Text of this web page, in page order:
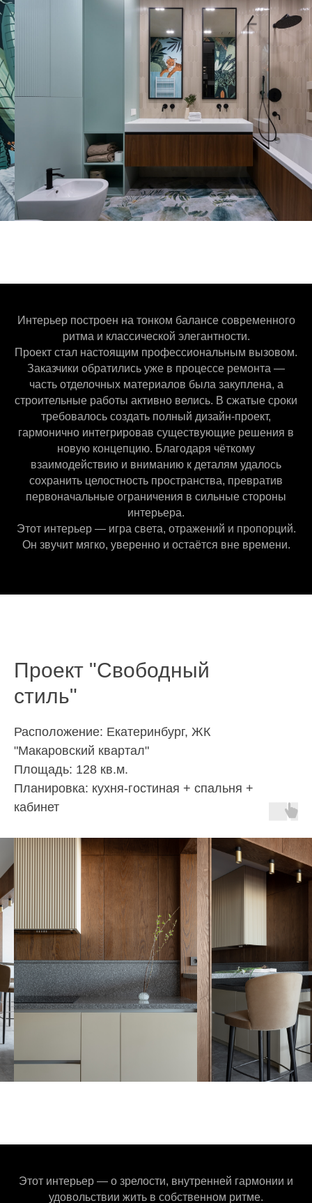
Интерьер построен на тонком балансе современного
ритма и классической элегантности.
Проект стал настоящим профессиональным вызовом.
Заказчики обратились уже в процессе ремонта —
часть отделочных материалов была закуплена, а
строительные работы активно велись. В сжатые сроки
требовалось создать полный дизайн-проект,
гармонично интегрировав существующие решения в
новую концепцию. Благодаря чёткому
взаимодействию и вниманию к деталям удалось
сохранить целостность пространства, превратив
первоначальные ограничения в сильные стороны
интерьера.
Этот интерьер — игра света, отражений и пропорций.
Он звучит мягко, уверенно и остаётся вне времени.
Проект "Свободный
стиль"
Расположение: Екатеринбург, ЖК
"Макаровский квартал"
Площадь: 128 кв.м.
Планировка: кухня-гостиная + спальня +
кабинет
Этот интерьер — о зрелости, внутренней гармонии и
удовольствии жить в собственном ритме.